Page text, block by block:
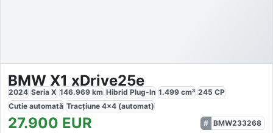
BMW X1 xDrive25e
2024 Seria X 146.969 km Hibrid Plug-In 1.499 cm³ 245 CP
Cutie automată Tracțiune 4x4 (automat)
27.900 EUR
BMW233268